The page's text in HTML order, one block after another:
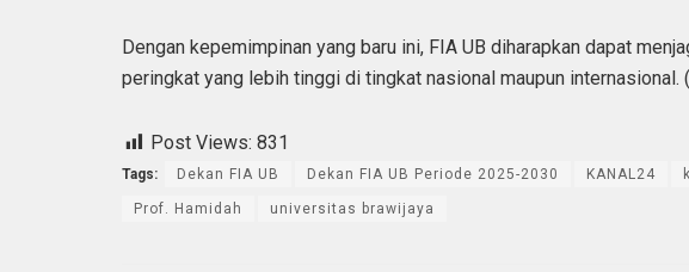
Dengan kepemimpinan yang baru ini, FIA UB diharapkan dapat
peringkat yang lebih tinggi di tingkat nasional maupun internasional.
Post Views: 831
Tags: Dekan FIA UB Dekan FIA UB Periode 2025-2030 KANAL24
Prof. Hamidah universitas brawijaya